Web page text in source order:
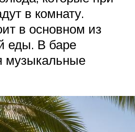
в комнату.
в основном из
еды. В баре
музыкальные